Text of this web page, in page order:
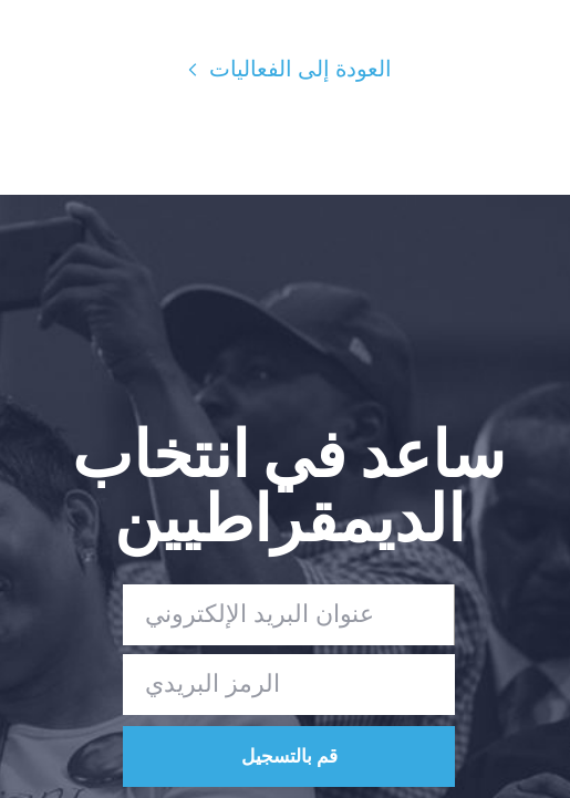
الصفحة الرئيسية
الصحافة
تبرع
العودة إلى الفعاليات
ساعد في انتخاب
الديمقراطيين